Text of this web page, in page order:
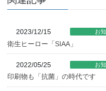
2023/12/15 お
衛生ヒーロー「SIAA」
2022/05/25 お
印刷物も「抗菌」の時代です